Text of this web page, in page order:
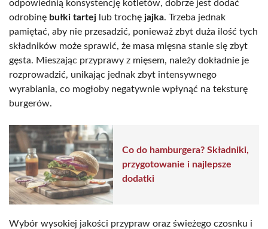
odpowiednią konsystencję kotletów, dobrze jest dodać
odrobinę bułki tartej lub trochę jajka. Trzeba jednak
pamiętać, aby nie przesadzić, ponieważ zbyt duża ilość tych
składników może sprawić, że masa mięsna stanie się zbyt
gęsta. Mieszając przyprawy z mięsem, należy dokładnie je
rozprowadzić, unikając jednak zbyt intensywnego
wyrabiania, co mogłoby negatywnie wpłynąć na teksturę
burgerów.
Co do hamburgera? Składniki,
przygotowanie i najlepsze
dodatki
Wybór wysokiej jakości przypraw oraz świeżego czosnku i